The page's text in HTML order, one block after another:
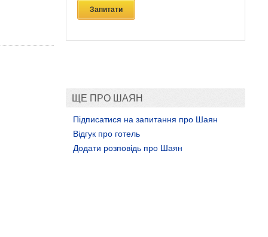
Запитати
ЩЕ ПРО ШАЯН
Підписатися на запитання про Шаян
Відгук про готель
Додати розповідь про Шаян